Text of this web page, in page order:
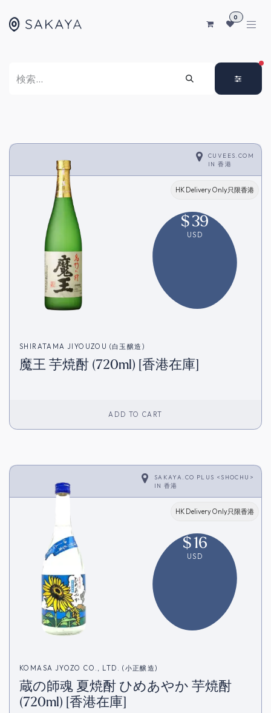
0
CUVEES.COM
IN香港
HK Delivery Only只限香港
$39
USD
SHIRATAMA JIYOUZOU (白玉醸造)
魔王 芋焼酎 (720ml) [香港在庫]
ADD TO CART
SAKAYA.CO PLUS <SHOCHU>
IN 香港
HK Delivery Only只限香港
$16
USD
KOMASA JYOZO CO., LTD. (小正醸造)
蔵の師魂 夏焼酎 ひめあやか 芋焼酎
(720ml) [香港在庫]